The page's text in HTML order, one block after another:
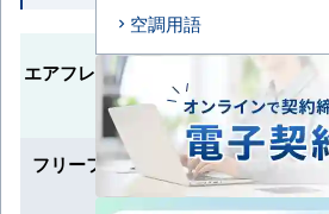
エアフレックス（風よけ）機
能
させ
下エリ
も快適
フリーフロー（風向個別制
御）
吹出口
でき
空調用語